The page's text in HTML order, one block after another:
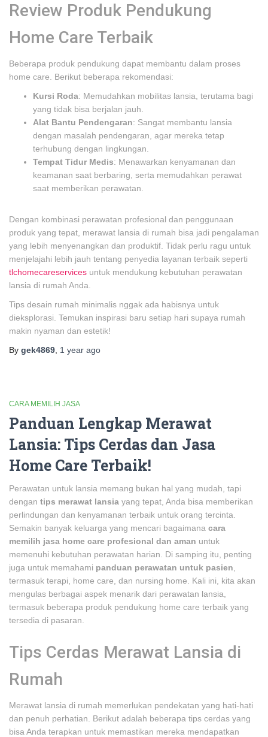
Review Produk Pendukung
Home Care Terbaik
Beberapa produk pendukung dapat membantu dalam proses
home care. Berikut beberapa rekomendasi:
Kursi Roda: Memudahkan mobilitas lansia, terutama bagi
yang tidak bisa berjalan jauh.
Alat Bantu Pendengaran: Sangat membantu lansia
dengan masalah pendengaran, agar mereka tetap
terhubung dengan lingkungan.
Tempat Tidur Medis: Menawarkan kenyamanan dan
keamanan saat berbaring, serta memudahkan perawat
saat memberikan perawatan.
Dengan kombinasi perawatan profesional dan penggunaan
produk yang tepat, merawat lansia di rumah bisa jadi pengalaman
yang lebih menyenangkan dan produktif. Tidak perlu ragu untuk
menjelajahi lebih jauh tentang penyedia layanan terbaik seperti
tlchomecareservices untuk mendukung kebutuhan perawatan
lansia di rumah Anda.
Tips desain rumah minimalis nggak ada habisnya untuk
dieksplorasi. Temukan inspirasi baru setiap hari supaya rumah
makin nyaman dan estetik!
By gek4869 1 year ago
CARA MEMILIH JASA
Panduan Lengkap Merawat
Lansia: Tips Cerdas dan Jasa
Home Care Terbaik!
Perawatan untuk lansia memang bukan hal yang mudah, tapi
dengan tips merawat lansia yang tepat, Anda bisa memberikan
perlindungan dan kenyamanan terbaik untuk orang tercinta.
Semakin banyak keluarga yang mencari bagaimana cara
memilih jasa home care profesional dan aman untuk
memenuhi kebutuhan perawatan harian. Di samping itu, penting
juga untuk memahami panduan perawatan untuk pasien
termasuk terapi, home care, dan nursing home. Kali ini, kita akan
mengulas berbagai aspek menarik dari perawatan lansia,
termasuk beberapa produk pendukung home care terbaik yang
tersedia di pasaran.
Tips Cerdas Merawat Lansia di
Rumah
Merawat lansia di rumah memerlukan pendekatan yang hati-hati
dan penuh perhatian. Berikut adalah beberapa tips cerdas yang
bisa Anda terapkan untuk memastikan mereka mendapatkan